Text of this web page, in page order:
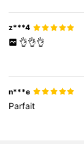
z***4
👌👌👌
n***e
Parfait